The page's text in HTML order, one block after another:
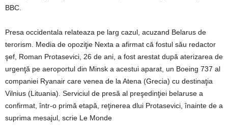
BBC.
Presa occidentala relateaza pe larg cazul, acuzand Belarus de
terorism. Media de opoziţie Nexta a afirmat că fostul său redactor
şef, Roman Protasevici, 26 de ani, a fost arestat după aterizarea de
urgenţă pe aeroportul din Minsk a acestui aparat, un Boeing 737 al
companiei Ryanair care venea de la Atena (Grecia) cu destinaţia
Vilnius (Lituania). Serviciul de presă al preşedinţiei belaruse a
confirmat, într-o primă etapă, reţinerea dlui Protasevici, înainte de a
suprima mesajul, scrie Le Monde